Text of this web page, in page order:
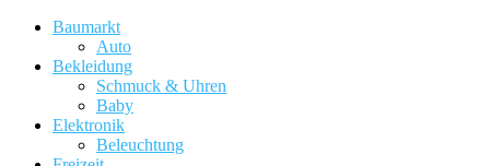
Baumarkt
Auto
Bekleidung
Schmuck & Uhren
Baby
Elektronik
Beleuchtung